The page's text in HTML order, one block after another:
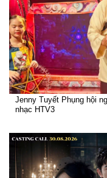
Jenny Tuyết Phụng hội
nhạc HTV3